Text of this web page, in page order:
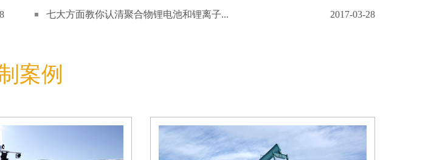
七大方面教你认清聚合物锂电池和锂离子... 2017-03-28
案例